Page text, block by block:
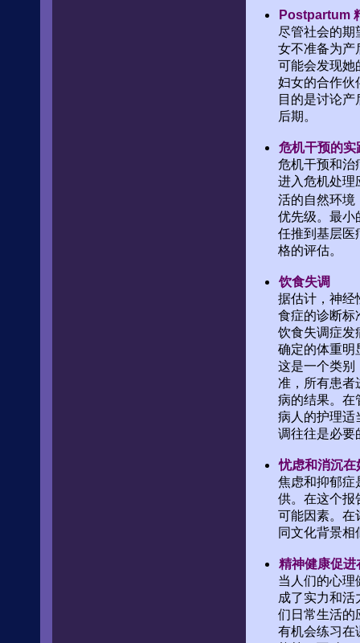
Postpartum
尽管社会的期
女不准备为产
可能会发现她
妇女的合作伙
目的是讨论
后期。
危机干预的实
危机干预和治
进入危机处理
活的自然环
优先级。最小
任推到基层医
格的评估。
饮食失调
据估计，神经
食症的诊断标
饮食失调症发
确定的体重明
这是一个类别
准，所有患者
病的结果。在
病人的护理适
调往往是必要
忧虑和消沉在
焦虑和抑郁症
供。在这个报
可能因素。在
同文化背景
精神健康促进
当人们的心理
成了实力和
们日常生活的
有机会练习在